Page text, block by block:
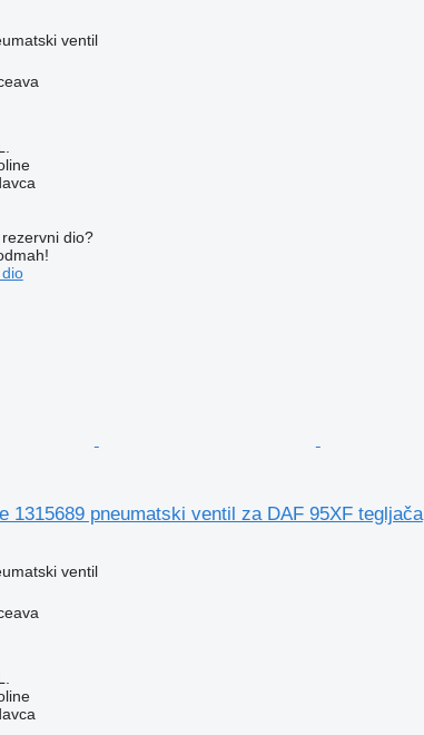
ventil
dio?
1315689 pneumatski ventil za DAF 95XF tegljača
ventil